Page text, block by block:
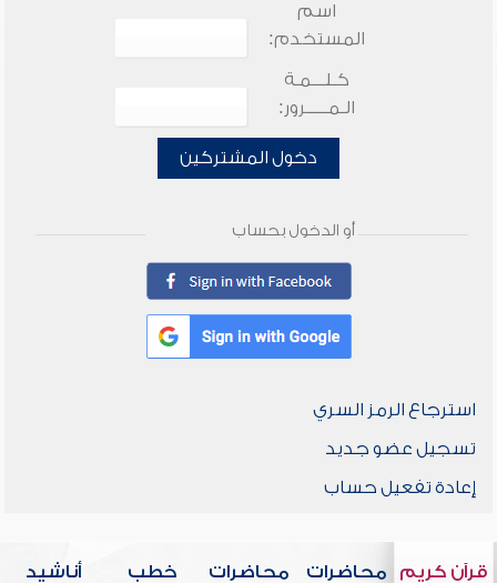
اسم
المستخدم:
كـلـــمـة
الـمـــــرور:
دخول المشتركين
أو الدخول بحساب
استرجاع الرمز السري
تسجيل عضو جديد
إعادة تفعيل حساب
قرآن كريم
محاضرات
محاضرات
خطب
أناشيد